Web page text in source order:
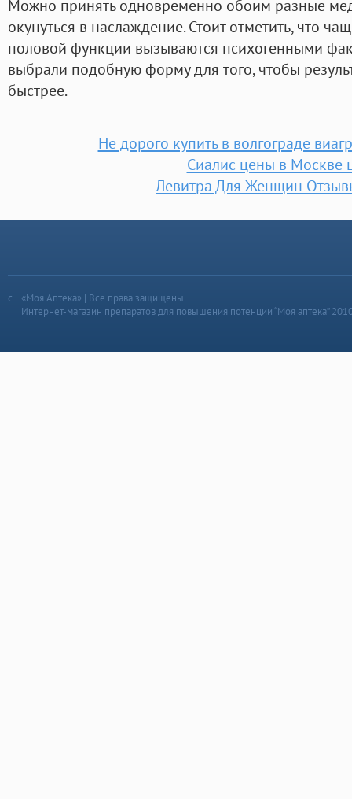
Можно принять одновременно обоим разные
окунуться в наслаждение. Стоит отметить, что
половой функции вызываются психогенными
выбрали подобную форму для того, чтобы
быстрее.
Не дорого купить в волгограде
Сиалис цены в Москве
Левитра Для Женщин
«Моя Аптека» | Все права защищены
Интернет-магазин препаратов для повышения потенции “Моя аптека”